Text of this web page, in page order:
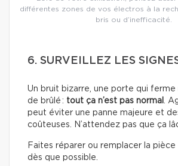
différentes zones de vos électros à la
bris ou d’inefficacité.
6. SURVEILLEZ LES
Un bruit bizarre, une porte qui ferme
de brûlé : tout ça n’est pas normal
.
peut éviter une panne majeure et
coûteuses. N’attendez pas que ça
Faites réparer ou remplacer la
dès que possible.